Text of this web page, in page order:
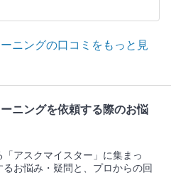
ニングの口コミをもっと見
ニングを依頼する際のお悩
アスクマイスター」に集まっ
お悩み・疑問と、プロからの回